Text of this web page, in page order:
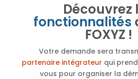
Découvrez
fonctionnalités
FOXYZ !
Votre demande sera
partenaire intégrateur qui
vous pour organiser la